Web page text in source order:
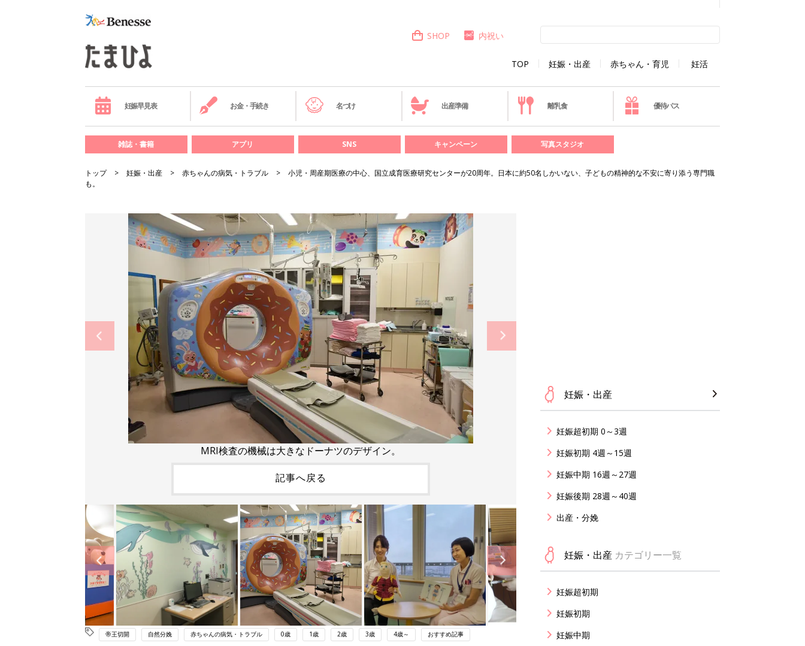
TOP 妊娠・出産 赤ちゃん・育児 妊活
SHOP 内祝い
妊娠早見表 お金・手続き 名づけ 出産準備 離乳食 優待パス
雑誌・書籍 アプリ SNS キャンペーン 写真スタジオ
トップ 妊娠・出産 赤ちゃんの病気・トラブル
小児・周産期医療の中心、国立成育医療研究センターが20周年。日本に約50名しかいない、子どもの精神的な不安に寄り添う専門職
も。
MRI検査の機械は大きなドーナツのデザイン。
記事へ戻る
帝王切開 自然分娩 赤ちゃんの病気・トラブル 0歳 1歳 2歳 3歳 4歳～ おすすめ記事
妊娠・出産
妊娠超初期 0～3週
妊娠初期 4週～15週
妊娠中期 16週～27週
妊娠後期 28週～40週
出産・分娩
妊娠・出産 カテゴリー一覧
妊娠超初期
妊娠初期
妊娠中期